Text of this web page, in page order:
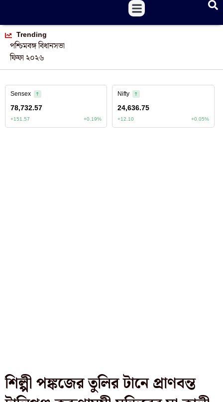
Trending
পশ্চিমবঙ্গ বিধানসভা
ফিফা ২০২৬
শিল্পী পঙ্কজের তুলির টানে প্রাণবন্ত